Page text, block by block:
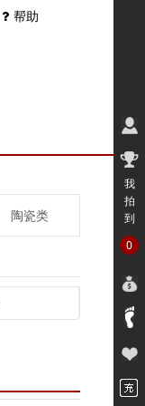
帮助
陶瓷类
我
拍
到
0